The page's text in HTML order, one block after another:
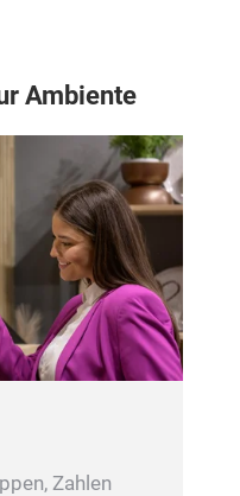
Ambiente
Zahlen